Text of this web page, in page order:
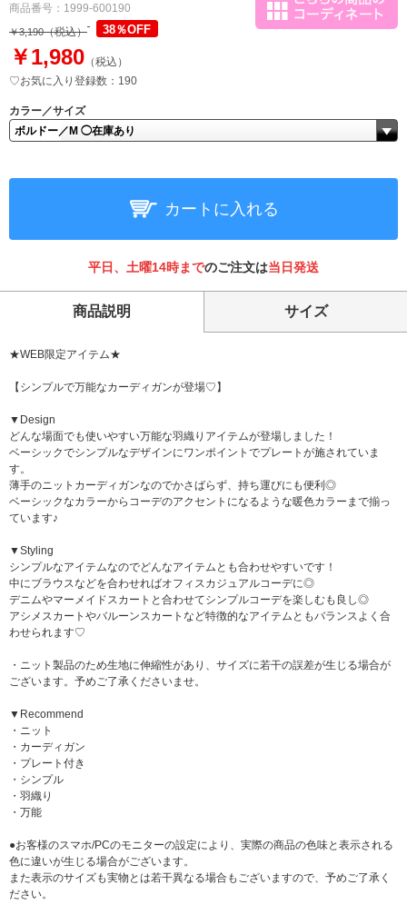
商品番号： 1999-600190
￥3,190（税込） 38％OFF
￥1,980 （税込）
♡お気に入り登録数：190
カラー／サイズ
カートに入れる
平日、土曜14時までのご注文は当日発送
商品説明 サイズ
★WEB限定アイテム★
【シンプルで万能なカーディガンが登場♡】
▼Design
どんな場面でも使いやすい万能な羽織りアイテムが登場しました！
ベーシックでシンプルなデザインにワンポイントでプレートが施されていま
す。
薄手のニットカーディガンなのでかさばらず、持ち運びにも便利◎
ベーシックなカラーからコーデのアクセントになるような暖色カラーまで揃っ
ています♪
▼Styling
シンプルなアイテムなのでどんなアイテムとも合わせやすいです！
中にブラウスなどを合わせればオフィスカジュアルコーデに◎
デニムやマーメイドスカートと合わせてシンプルコーデを楽しむも良し◎
アシメスカートやバルーンスカートなど特徴的なアイテムともバランスよく合
わせられます♡
・ニット製品のため生地に伸縮性があり、サイズに若干の誤差が生じる場合が
ございます。予めご了承くださいませ。
▼Recommend
・ニット
・カーディガン
・プレート付き
・シンプル
・羽織り
・万能
●お客様のスマホ/PCのモニターの設定により、実際の商品の色味と表示される
色に違いが生じる場合がございます。
また表示のサイズも実物とは若干異なる場合もございますので、予めご了承く
ださい。